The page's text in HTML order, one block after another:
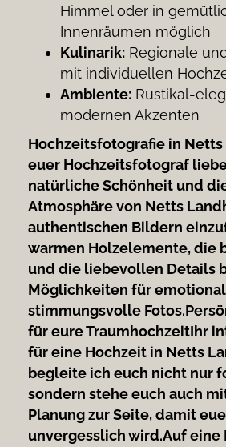
Himmel oder in
Innenräumen möglich
Kulinarik: Regionale
mit individuellen
Ambiente: Rustikal-
modernen Akzenten
Hochzeitsfotografie in Netts
euer Hochzeitsfotograf
natürliche Schönheit und
Atmosphäre von Netts
authentischen Bildern
warmen Holzelemente, die
und die liebevollen Details
Möglichkeiten für
stimmungsvolle Fotos.
für eure TraumhochzeitIhr
für eine Hochzeit in Netts
begleite ich euch nicht nur
sondern stehe euch auch
Planung zur Seite, damit
unvergesslich wird.Auf eine